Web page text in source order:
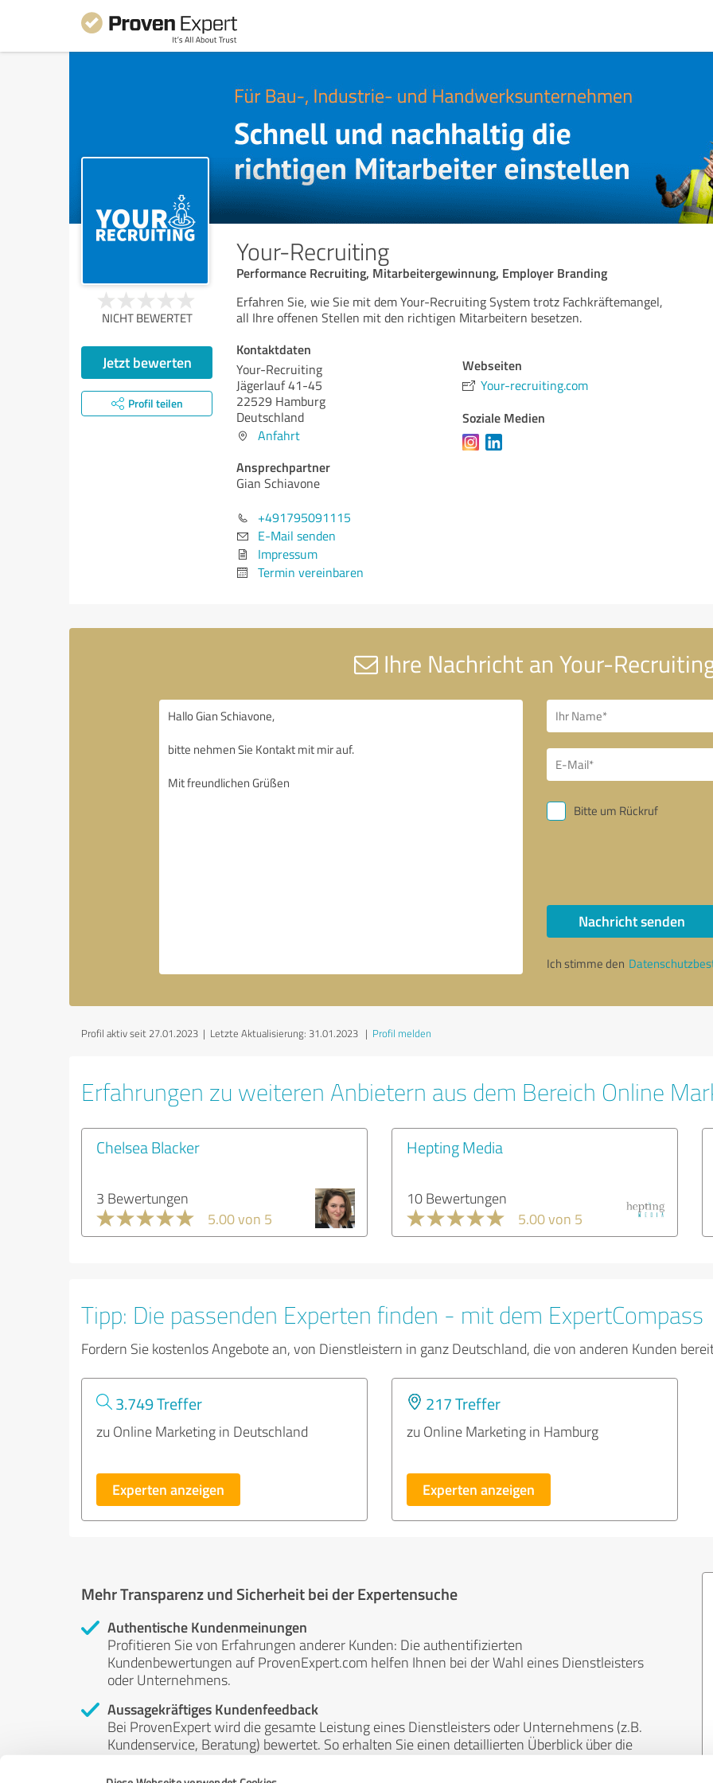
Your-Recruiting
Performance Recruiting, Mitarbeitergewinnung, Employer Branding
NICHT BEWERTET
Jetzt bewerten
Profil teilen
Erfahren Sie, wie Sie mit dem Your-Recruiting System trotz Fachkräftemangel,
all Ihre offenen Stellen mit den richtigen Mitarbeitern besetzen.
Kontaktdaten
Your-Recruiting
Jägerlauf 41-45
22529 Hamburg
Deutschland
Anfahrt
Ansprechpartner
Gian Schiavone
+491795091115
E-Mail senden
Impressum
Termin vereinbaren
Webseiten
Your-recruiting.com
Soziale Medien
Ihre Nachricht an Your-
Bitte um Rückruf
Nachricht senden
Ich stimme den
Profil aktiv seit 27.01.2023 | Letzte Aktualisierung: 31.01.2023 | Profil melden
Erfahrungen zu weiteren Anbietern aus dem Bereich Online
Chelsea Blacker
3 Bewertungen
5.00 von 5
Hepting Media
10 Bewertungen
5.00 von 5
Tipp: Die passenden Experten finden - mit dem ExpertCompass
Fordern Sie kostenlos Angebote an, von Dienstleistern in ganz Deutschland, die von anderen Kunden
3.749 Treffer
zu Online Marketing in Deutschland
Experten anzeigen
217 Treffer
zu Online Marketing in Hamburg
Experten anzeigen
Mehr Transparenz und Sicherheit bei der Expertensuche
Authentische Kundenmeinungen
Profitieren Sie von Erfahrungen anderer Kunden: Die authentifizierten
Kundenbewertungen auf ProvenExpert.com helfen Ihnen bei der Wahl eines Dienstleisters
oder Unternehmens.
Aussagekräftiges Kundenfeedback
Bei ProvenExpert wird die gesamte Leistung eines Dienstleisters oder Unternehmens (z.B.
Kundenservice, Beratung) bewertet. So erhalten Sie einen detaillierten Überblick über die